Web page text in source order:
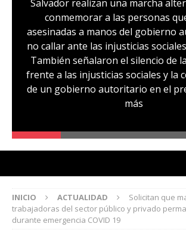
Salvador realizan una marcha
conmemorar a las personas que
asesinadas a manos del gobierno
no callar ante las injusticias sociales de
También señalaron el silencio de la
frente a las injusticias sociales y la
de un gobierno autoritario en el
más
INICIO ACTUALIDAD
Solicitan que
trabajadoras del sector público y privado
durante emergencia COVID 19